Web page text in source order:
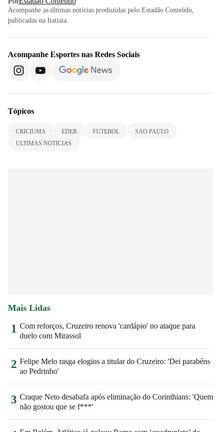
Acompanhe as últimas notícias produzidas pelo Estadão Conteúdo,
publicadas na Itatiaia.
Acompanhe Esportes nas Redes Sociais
Tópicos
CRICIUMA EDER FUTEBOL
SAO PAULO
ULTIMAS NOTICIAS
Mais Lidas
1 Com reforços, Cruzeiro renova 'cardápio' no ataque para
duelo com Mirassol
2 Felipe Melo rasga elogios a titular do Cruzeiro: 'Dei parabéns
ao Pedrinho'
3 Craque Neto desabafa após eliminação do Corinthians: 'Quem
não gostou que se f***'